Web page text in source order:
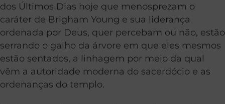
dos Últimos Dias hoje que menosprezam o
caráter de Brigham Young e sua liderança
ordenada por Deus, quer percebam ou não, estão
serrando o galho da árvore em que eles mesmos
estão sentados, a linhagem por meio da qual
vêm a autoridade moderna do sacerdócio e as
ordenanças do templo.